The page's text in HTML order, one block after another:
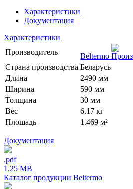
Характеристики
Документация
Характеристики
Производитель
Beltermo
Страна производства Беларусь
Длина
2490 мм
Ширина
590 мм
Толщина
30 мм
Вес
6.17 кг
Площадь
1.469 м²
Документация
.pdf
1.25 MB
Каталог продукции Beltermo